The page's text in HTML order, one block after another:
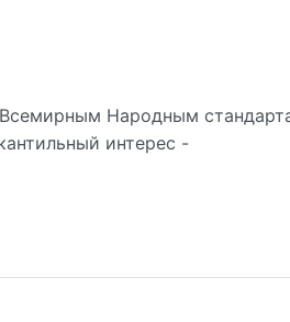
Народным
интерес -